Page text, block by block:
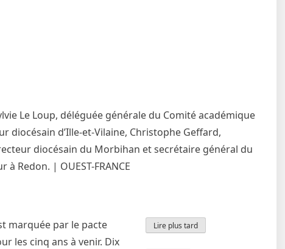
Le Loup, déléguée générale du Comité académique
diocésain d’Ille-et-Vilaine, Christophe Geffard,
diocésain du Morbihan et secrétaire général du
à Redon. | OUEST-FRANCE
Lire plus tard
marquée par le pacte
les cinq ans à venir. Dix